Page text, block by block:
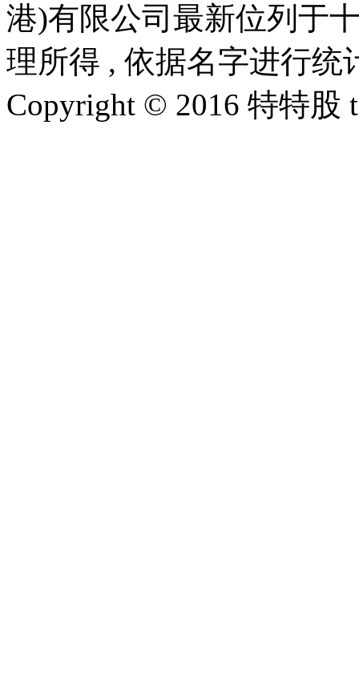
港)有限公司最新位列于
理所得 , 依据名字进行统
Copyright © 2016 特特股